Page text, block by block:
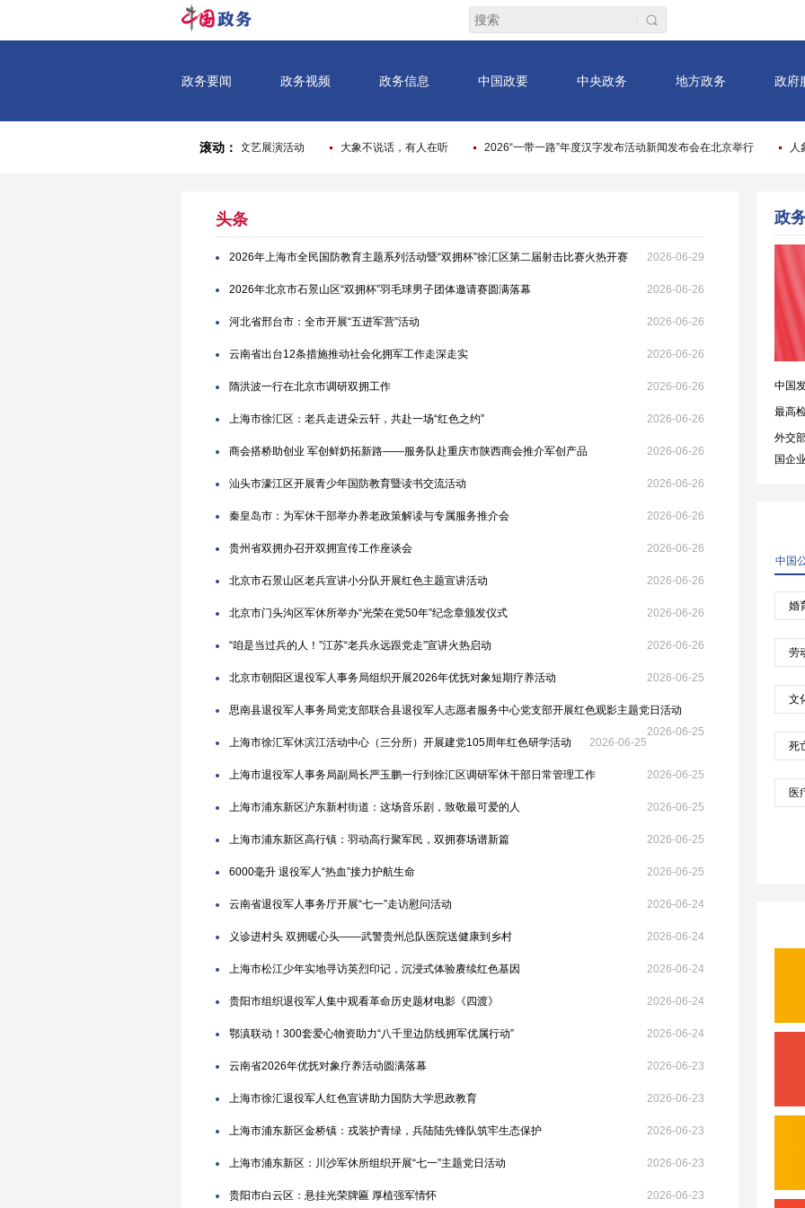
头条
2026年上海市全民国防教育主题系列活动暨“双拥杯”徐汇区第二届射击比赛火热开赛 2026-06-29
2026年北京市石景山区“双拥杯”羽毛球男子团体邀请赛圆满落幕 2026-06-26
河北省邢台市：全市开展“五进军营”活动 2026-06-26
云南省出台12条措施推动社会化拥军工作走深走实 2026-06-26
隋洪波一行在北京市调研双拥工作 2026-06-26
上海市徐汇区：老兵走进朵云轩，共赴一场“红色之约” 2026-06-26
商会搭桥助创业 军创鲜奶拓新路——服务队赴重庆市陕西商会推介军创产品 2026-06-26
汕头市濠江区开展青少年国防教育暨读书交流活动 2026-06-26
秦皇岛市：为军休干部举办养老政策解读与专属服务推介会 2026-06-26
贵州省双拥办召开双拥宣传工作座谈会 2026-06-26
北京市石景山区老兵宣讲小分队开展红色主题宣讲活动 2026-06-26
北京市门头沟区军休所举办“光荣在党50年”纪念章颁发仪式 2026-06-26
“咱是当过兵的人！”江苏“老兵永远跟党走”宣讲火热启动 2026-06-26
北京市朝阳区退役军人事务局组织开展2026年优抚对象短期疗养活动 2026-06-25
思南县退役军人事务局党支部联合县退役军人志愿者服务中心党支部开展红色观影主题党日活动
2026-06-25
上海市徐汇军休滨江活动中心（三分所）开展建党105周年红色研学活动
2026-06-25
上海市退役军人事务局副局长严玉鹏一行到徐汇区调研军休干部日常管理工作 2026-06-25
上海市浦东新区沪东新村街道：这场音乐剧，致敬最可爱的人 2026-06-25
上海市浦东新区高行镇：羽动高行聚军民，双拥赛场谱新篇 2026-06-25
6000毫升 退役军人“热血”接力护航生命 2026-06-25
云南省退役军人事务厅开展“七一”走访慰问活动 2026-06-24
义诊进村头 双拥暖心头——武警贵州总队医院送健康到乡村 2026-06-24
上海市松江少年实地寻访英烈印记，沉浸式体验赓续红色基因 2026-06-24
贵阳市组织退役军人集中观看革命历史题材电影《四渡》 2026-06-24
鄂滇联动！300套爱心物资助力“八千里边防线拥军优属行动” 2026-06-24
云南省2026年优抚对象疗养活动圆满落幕 2026-06-23
上海市徐汇退役军人红色宣讲助力国防大学思政教育 2026-06-23
上海市浦东新区金桥镇：戎装护青绿，兵陆陆先锋队筑牢生态保护 2026-06-23
上海市浦东新区：川沙军休所组织开展“七一”主题党日活动 2026-06-23
贵阳市白云区：悬挂光荣牌匾 厚植强军情怀 2026-06-23